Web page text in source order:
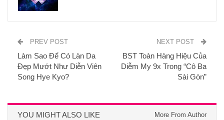
PREV POST
Làm Sao Để Có Làn Da
Đẹp Mướt Như Diễn Viên
Song Hye Kyo?
NEXT POST
BST Toàn Hàng Hiệu Của
Diễm My 9x Trong “Cô Ba
Sài Gòn”
YOU MIGHT ALSO LIKE More From Author